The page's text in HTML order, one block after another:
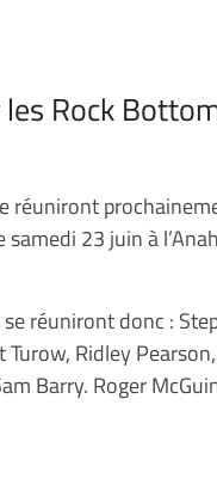
Rock
réuniront
23 juin à
réuniront donc :
Ridley
Barry. Roger